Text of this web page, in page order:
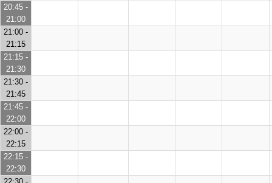
20:45 -
21:00
21:00 -
21:15
21:15 -
21:30
21:30 -
21:45
21:45 -
22:00
22:00 -
22:15
22:15 -
22:30